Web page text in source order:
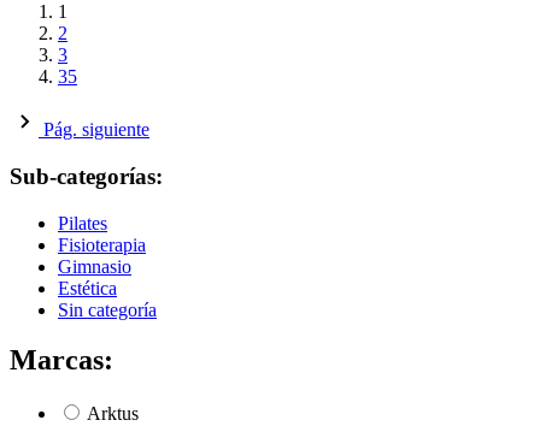
1
2
3
35
Pág. siguiente
Sub-categorías:
Pilates
Fisioterapia
Gimnasio
Estética
Sin categoría
Marcas:
Arktus